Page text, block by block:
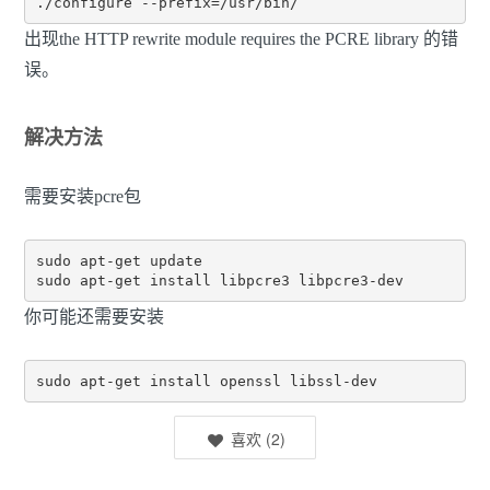
出现the HTTP rewrite module requires the PCRE library 的错
误。
解决方法
需要安装pcre包
sudo apt-get update
你可能还需要安装
喜欢 (2)